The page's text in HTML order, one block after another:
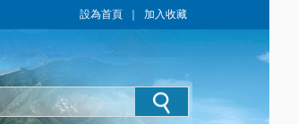
設為首頁 加入收藏